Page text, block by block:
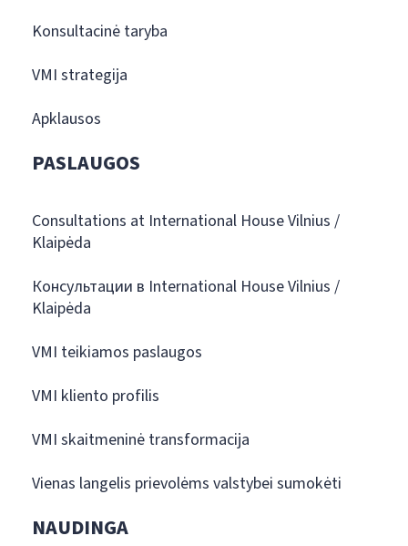
Konsultacinė taryba
VMI strategija
Apklausos
PASLAUGOS
Consultations at International House Vilnius /
Klaipėda
Консультации в International House Vilnius /
Klaipėda
VMI teikiamos paslaugos
VMI kliento profilis
VMI skaitmeninė transformacija
Vienas langelis prievolėms valstybei sumokėti
NAUDINGA